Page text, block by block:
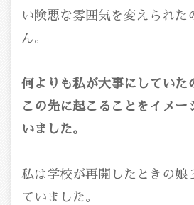
い険悪な雰囲気を変えられた
ん。
何よりも私が大事にしていた
この先に起こることをイメー
いました。
私は学校が再開したときの娘
ていました。